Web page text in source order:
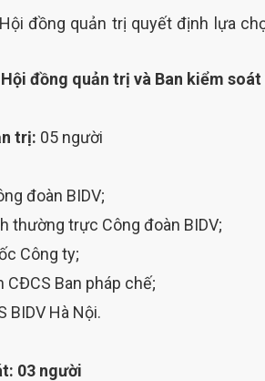
đồng quản trị quyết định lựa
đồng quản trị và Ban kiểm
trị: 05 người
đoàn BIDV;
thường trực Công đoàn BIDV;
Công ty;
CĐCS Ban pháp chế;
BIDV Hà Nội.
03 người